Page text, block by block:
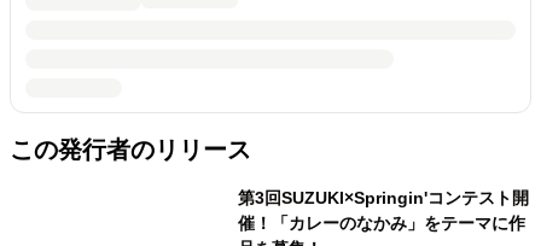
この発行者のリリース
第3回SUZUKI×Springin'コンテスト開
催！「カレーのなかみ」をテーマに作